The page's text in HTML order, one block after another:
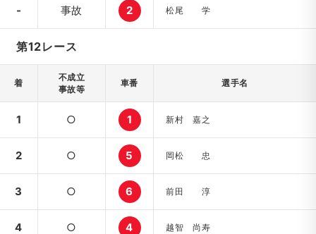
- 事故 2 松尾 学
第12レース
着
不成立
事故等
車番 選手名
1 ○ 1 新村 嘉之
2 ○ 5 岡松 忠
3 ○ 6 前田 淳
4 ○ 4 越智 尚寿